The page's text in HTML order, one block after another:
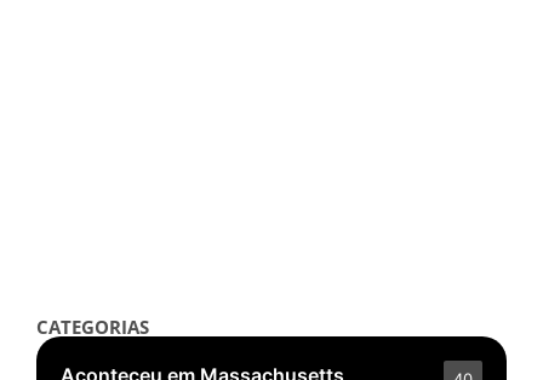
CATEGORIAS
Aconteceu em Massachusetts